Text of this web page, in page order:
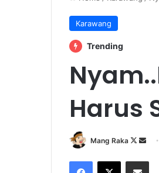
Karawang
Trending
Harus
Mang Raka
Follow
X
Facebook
X Share via